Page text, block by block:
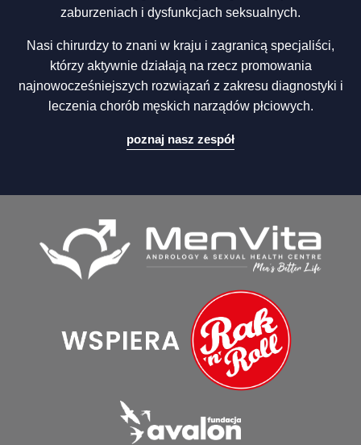
zaburzeniach i dysfunkcjach seksualnych.
Nasi chirurdzy to znani w kraju i zagranicą specjaliści,
którzy aktywnie działają na rzecz promowania
najnowocześniejszych rozwiązań z zakresu diagnostyki i
leczenia chorób męskich narządów płciowych.
poznaj nasz zespół